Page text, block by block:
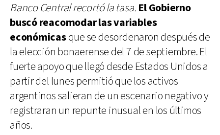
Banco Central recortó la tasa. El Gobierno
buscó reacomodar las variables
económicasque se desordenaron después de
la elección bonaerense del 7 de septiembre. El
fuerte apoyo que llegó desde Estados Unidos a
partir del lunes permitió que los activos
argentinos salieran de un escenario negativo y
registraran un repunte inusual en los últimos
años.